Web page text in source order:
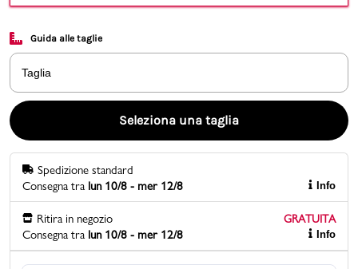
pcard
Gift card
Guida alle taglie
Taglia
Seleziona una taglia
Spedizione standard
Consegna tra lun 10/8 - mer 12/8 Info
Ritira in negozio
GRATUITA
Consegna tra lun 10/8 - mer 12/8 Info